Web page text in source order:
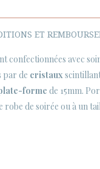
ET
confectionnées avec
par de cristaux
forme de 15mm.
robe de soirée ou à un